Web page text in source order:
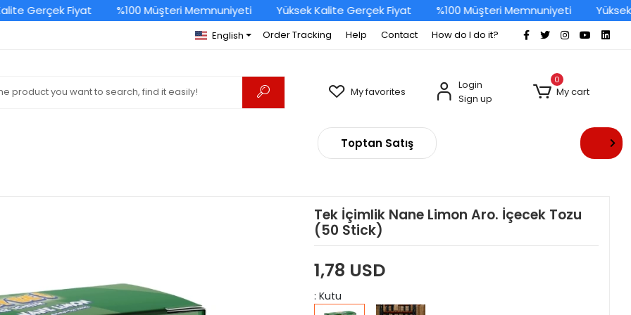
Gerçek Fiyat %100 Müşteri Memnuniyeti Yüksek Kalite Gerçek Fiyat %100 Müşteri Memnuniyeti Yüksek
English Order Tracking Help Contact How do I do it?
My favorites
Login
Sign up
0
My cart
Toptan Satış
Tek İçimlik Nane Limon Aro. İçecek Tozu
(50 Stick)
1,78 USD
: Kutu